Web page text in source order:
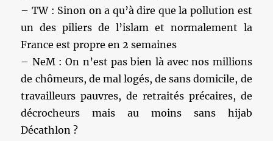
– TW : Sinon on a qu’à dire que la pollution est
un des piliers de l’islam et normalement la
France est propre en 2 semaines
– NeM : On n’est pas bien là avec nos millions
de chômeurs, de mal logés, de sans domicile, de
travailleurs pauvres, de retraités précaires, de
décrocheurs mais au moins sans hijab
Décathlon ?